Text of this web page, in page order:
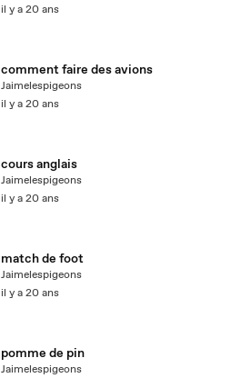
il y a 20 ans
comment faire des avions
Jaimelespigeons
il y a 20 ans
cours anglais
Jaimelespigeons
il y a 20 ans
match de foot
Jaimelespigeons
il y a 20 ans
pomme de pin
Jaimelespigeons